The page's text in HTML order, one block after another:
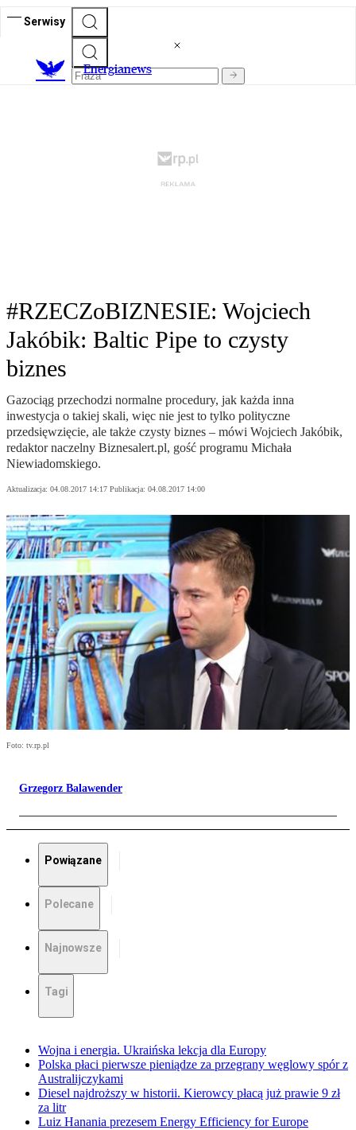
Serwisy
Energianews
#RZECZoBIZNESIE: Wojciech
Jakóbik: Baltic Pipe to czysty
biznes
Gazociąg przechodzi normalne procedury, jak każda inna
inwestycja o takiej skali, więc nie jest to tylko polityczne
przedsięwzięcie, ale także czysty biznes – mówi Wojciech Jakóbik,
redaktor naczelny Biznesalert.pl, gość programu Michała
Niewiadomskiego.
Aktualizacja: 04.08.2017 14:17 Publikacja: 04.08.2017 14:00
Foto: tv.rp.pl
Grzegorz Balawender
Powiązane
Polecane
Najnowsze
Tagi
Wojna i energia. Ukraińska lekcja dla Europy
Polska płaci pierwsze pieniądze za przegrany węglowy spór z
Australijczykami
Diesel najdroższy w historii. Kierowcy płacą już prawie 9 zł
za litr
Luiz Hanania prezesem Energy Efficiency for Europe